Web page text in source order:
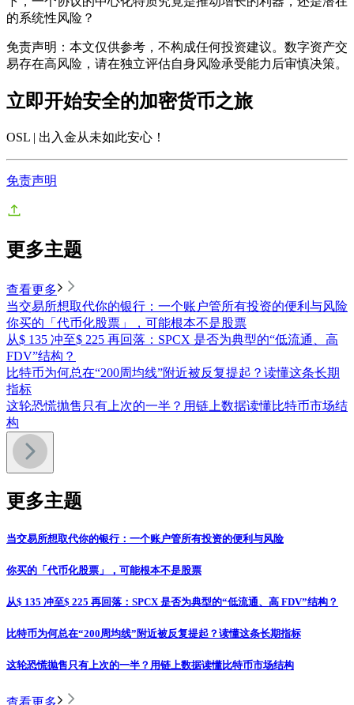
的系统性风险？
免责声明：本文仅供参考，不构成任何投资建议。数字资产交
易存在高风险，请在独立评估自身风险承受能力后审慎决策。
立即开始安全的加密货币之旅
OSL | 出入金从未如此安心 ！
免责声明
更多主题
查看更多
当交易所想取代你的银行：一个账户管所有投资的便利与风险
你买的「代币化股票」，可能根本不是股票
从$ 135 冲至$ 225 再回落：SPCX 是否为典型的“低流通、高
FDV”结构？
比特币为何总在“200周均线”附近被反复提起？读懂这条长期
指标
这轮恐慌抛售只有上次的一半？用链上数据读懂比特币市场结
构
更多主题
当交易所想取代你的银行：一个账户管所有投资的便利与风险
你买的「代币化股票」，可能根本不是股票
从$ 135 冲至$ 225 再回落：SPCX 是否为典型的“低流通、高 FDV”结构？
比特币为何总在“200周均线”附近被反复提起？读懂这条长期指标
这轮恐慌抛售只有上次的一半？用链上数据读懂比特币市场结构
查看更多